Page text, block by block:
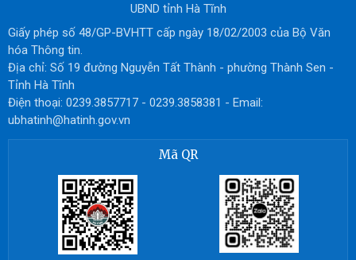
UBND tỉnh Hà Tĩnh
Giấy phép số 48/GP-BVHTT cấp ngày 18/02/2003 của Bộ Văn
hóa Thông tin.
Địa chỉ: Số 19 đường Nguyễn Tất Thành - phường Thành Sen -
Tỉnh Hà Tĩnh
Điện thoại: 0239.3857717 - 0239.3858381 - Email:
ubhatinh@hatinh.gov.vn
Mã QR